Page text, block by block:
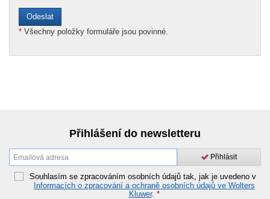
* Všechny položky formuláře jsou povinné.
Přihlášení do newsletteru
Přihlásit
Souhlasím se zpracováním osobních údajů tak, jak je uvedeno v
Informacích o zpracování a ochraně osobních údajů ve Wolters
Kluwer. *